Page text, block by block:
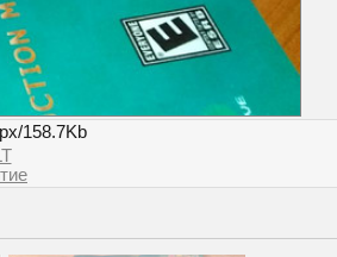
158.7Kb